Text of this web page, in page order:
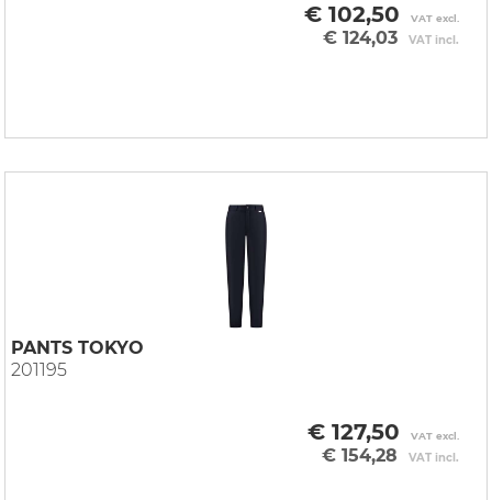
€ 102,50 VAT excl.
€ 124,03 VAT incl.
PANTS TOKYO
201195
€ 127,50 VAT excl.
€ 154,28 VAT incl.